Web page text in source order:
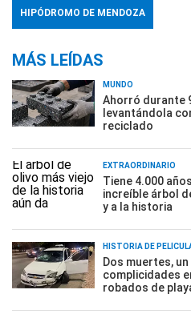
HIPÓDROMO DE MENDOZA
MÁS LEÍDAS
MUNDO
Ahorró durante
levantándola
reciclado
EXTRAORDINARIO
Tiene 4.000
increíble árbol
y a la historia
HISTORIA DE
Dos muertes,
complicidades
robados de